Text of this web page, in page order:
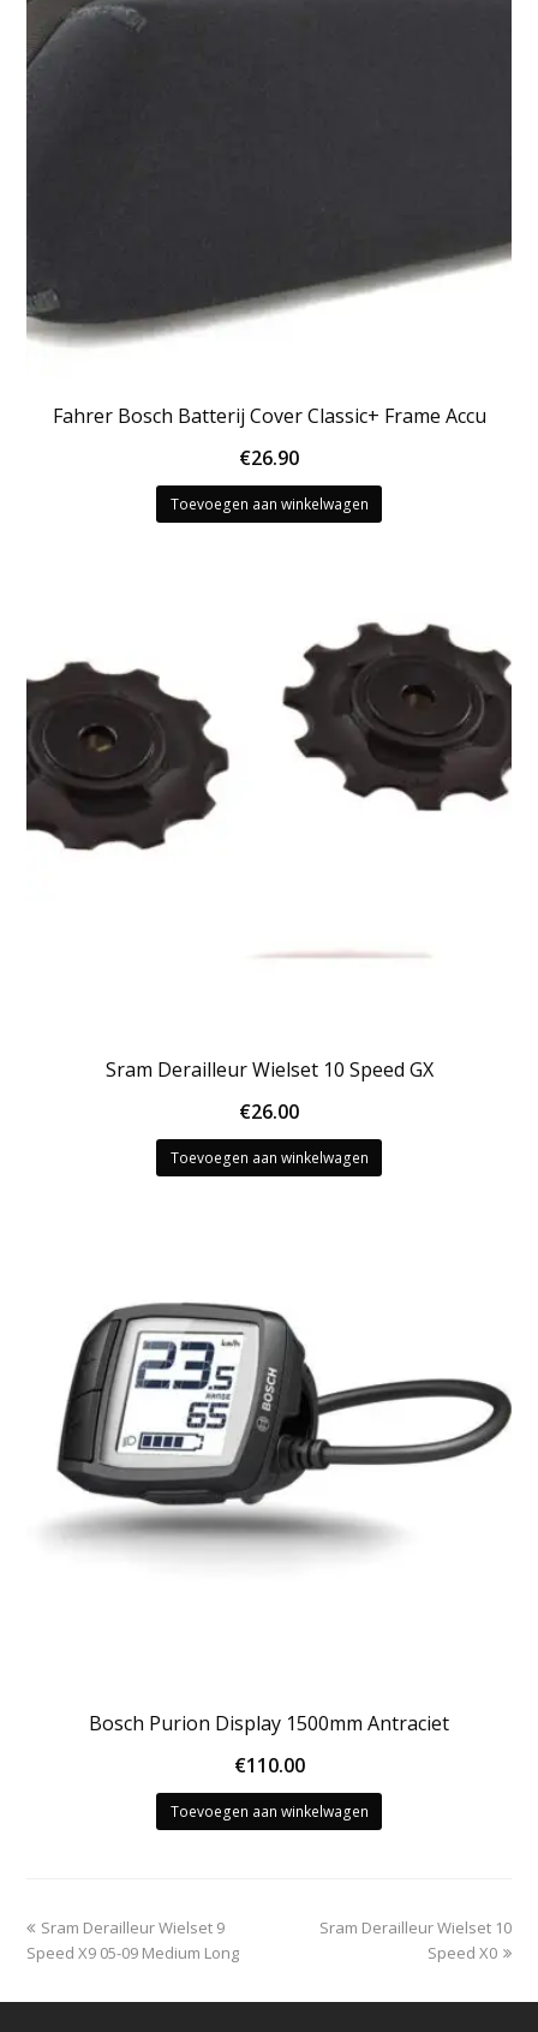
Fahrer Bosch Batterij Cover Classic+ Frame Accu
€26.90
Toevoegen aan winkelwagen
Sram Derailleur Wielset 10 Speed GX
€26.00
Toevoegen aan winkelwagen
Bosch Purion Display 1500mm Antraciet
€110.00
Toevoegen aan winkelwagen
previous
post:
Sram Derailleur Wielset 9
Speed X9 05-09 Medium Long
next
Sram Derailleur Wielset 10
Speed X0